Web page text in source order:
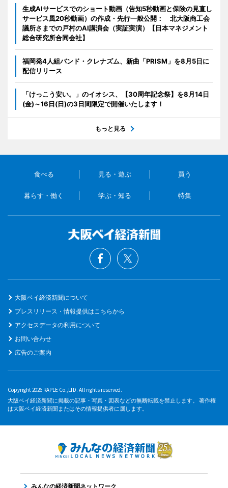
生成AIサービスでのショート動画（告知5秒動画と保険の見直し
サービス風20秒動画）の作成・先行一般公開： 北大阪商工会
議所さまでの戸村のAI講演会（実証実演）【日本マネジメント
総合研究所合同会社】
福岡発4人組バンド・クレナズム、新曲「PRISM」を8月5日に
配信リリース
「けっこう安い。」のイオシス、【30周年記念祭】を8月14日
(金)～16日(日)の3日間限定で開催いたします！
もっと見る
食べる 見る・遊ぶ 買う
暮らす・働く 学ぶ・知る 特集
大阪ベイ経済新聞について
プレスリリース・情報提供はこちらから
アクセスデータの利用について
お問い合わせ
広告のご案内
Copyright 2026 RAPLE Co.,LTD. All rights reserved.
大阪ベイ経済新聞に掲載の記事・写真・図表などの無断転載を禁止します。 著作権
は大阪ベイ経済新聞またはその情報提供者に属します。
みんなの経済新聞ネットワーク